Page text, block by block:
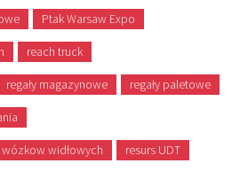
Ptak Warsaw Expo
reach truck
regały magazynowe regały paletowe
widłowych resurs UDT